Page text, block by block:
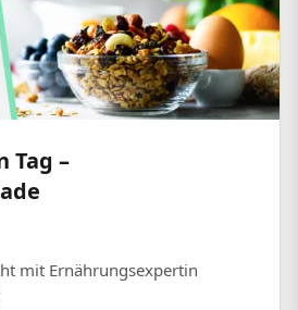
Tag –
mit Ernährungsexpertin